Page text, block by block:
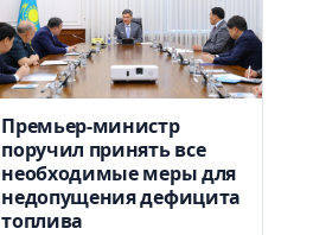
Премьер-министр
поручил принять все
необходимые меры для
недопущения дефицита
топлива